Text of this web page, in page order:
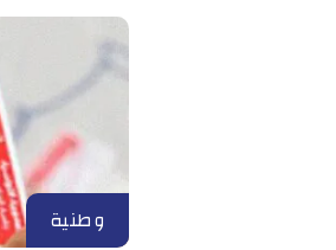
وطنية